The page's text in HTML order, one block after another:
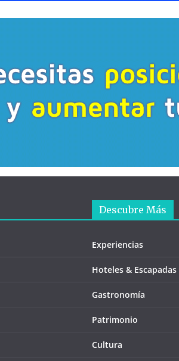
Descubre Más
Experiencias
Hoteles & Escapadas
Gastronomía
Patrimonio
Cultura